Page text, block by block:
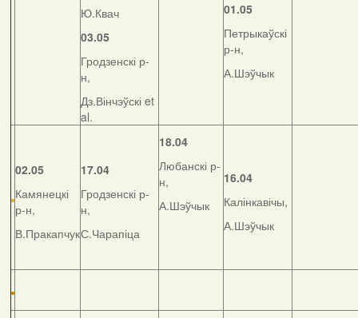
Ю.Квач
03.05
Гродзенскі р-
н,
Дз.Вінчэўскі et
al.
01.05
Петрыкаўскі
р-н,
А.Шэўчык
02.05
Камянецкі
р-н,
В.Пракапчук
17.04
Гродзенскі р-
н,
С.Чарапіца
18.04
Любанскі р-
н,
А.Шэўчык
16.04
Калінкавічы,
А.Шэўчык